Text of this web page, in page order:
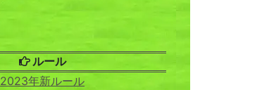
ルール
2023年新ルール